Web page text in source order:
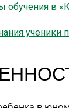
обучения в
ученики